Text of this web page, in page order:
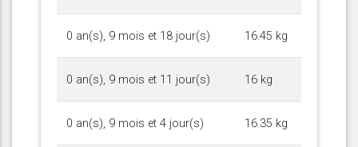
0 an(s), 9 mois et 18 jour(s) 16.45 kg
0 an(s), 9 mois et 11 jour(s) 16 kg
0 an(s), 9 mois et 4 jour(s) 16.35 kg